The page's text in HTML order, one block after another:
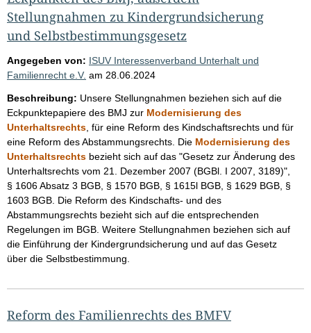
i
s
s
e
p
r
o
S
e
i
t
e
Stellungnahmen zu Kindergrundsicherung
und Selbstbestimmungsgesetz
Angegeben von: ISUV Interessenverband Unterhalt und
Familienrecht e.V. am 28.06.2024
Beschreibung: Unsere Stellungnahmen beziehen sich auf die
Eckpunktepapiere des BMJ zur Modernisierung des
Unterhaltsrechts , für eine Reform des Kindschaftsrechts und für
eine Reform des Abstammungsrechts. Die Modernisierung des
Unterhaltsrechts bezieht sich auf das "Gesetz zur Änderung des
Unterhaltsrechts vom 21. Dezember 2007 (BGBl. I 2007, 3189)",
§ 1606 Absatz 3 BGB, § 1570 BGB, § 1615l BGB, § 1629 BGB, §
1603 BGB. Die Reform des Kindschafts- und des
Abstammungsrechts bezieht sich auf die entsprechenden
Regelungen im BGB. Weitere Stellungnahmen beziehen sich auf
die Einführung der Kindergrundsicherung und auf das Gesetz
über die Selbstbestimmung.
Reform des Familienrechts des BMFV